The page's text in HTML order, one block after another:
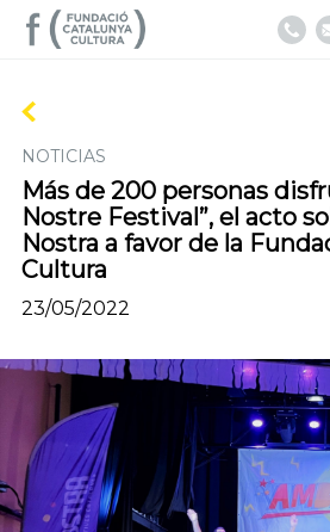
NOTICIAS
Más de 200 personas
Nostre Festival”, el acto
Nostra a favor de la
Cultura
23/05/2022